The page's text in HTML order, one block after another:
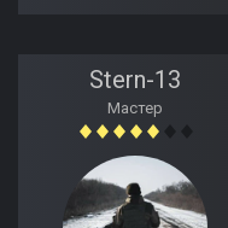
Stern-13
Мастер